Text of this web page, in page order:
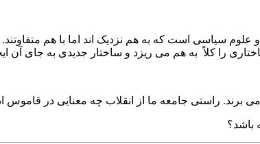
سیاسی است که به هم نزدیک اند اما با هم
را کلاً به هم می ریزد و ساختار جدیدی به جای آن
برند. راستی جامعه ما از انقلاب چه معنایی در قاموس
باشد؟